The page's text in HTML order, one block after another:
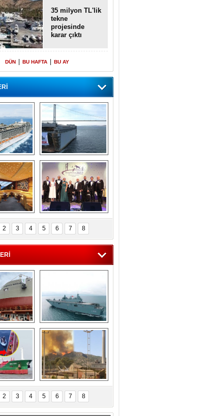
35 milyon TL'lik
tekne
projesinde
karar çıktı
DÜN BU HAFTA BU AY
gemi”
MSC
Dünyada tek!
Denizaltı yüzer
havuzu intikal
seyrine başladı
milyon
geliri
5. Bosphorus Ship
Brokers Dinner,
İstanbul’da yapıldı
2 3 4 5 6 7 8
Bayrak
suya
TCG Anadolu,
tersane teknik
seyrini tamamladı
Türk
DENIZ
Milas’taki yangın
yeniden termik
santrallere doğru
ilerliyor
2 3 4 5 6 7 8